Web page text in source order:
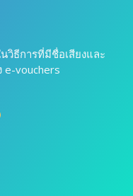
วิธีการที่มีชื่อเสียงและ
e-vouchers